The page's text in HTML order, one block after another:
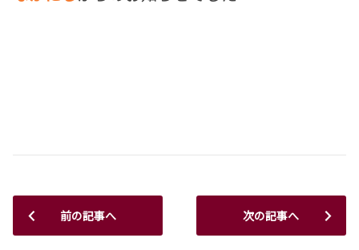
前の記事へ 次の記事へ